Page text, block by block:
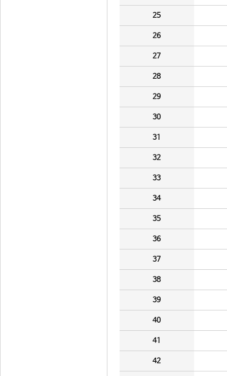
25
26
27
28
29
30
31
32
33
34
35
36
37
38
39
40
41
42